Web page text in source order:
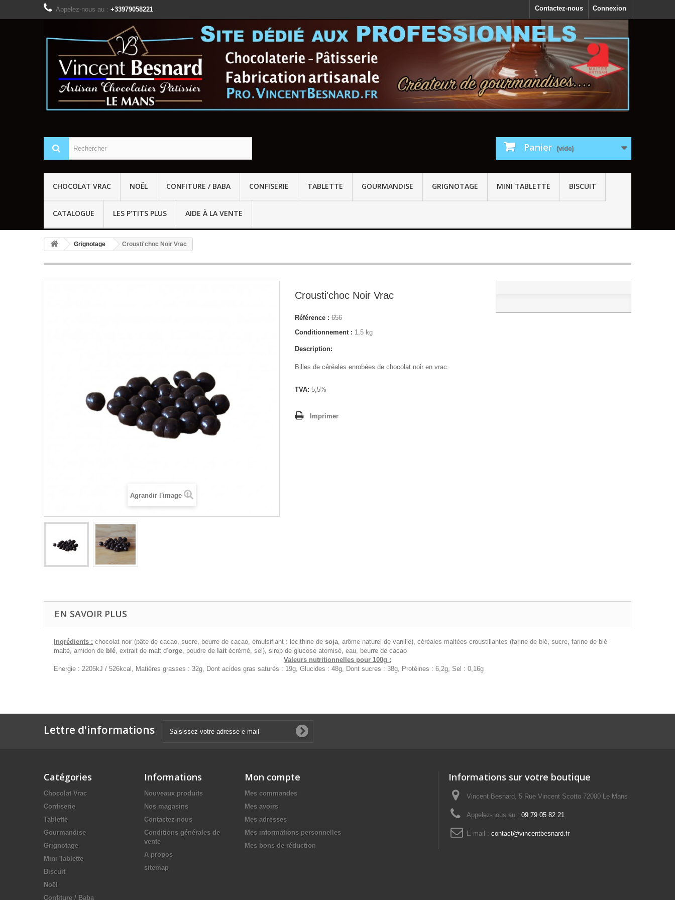
Connexion
Contactez-nous
Appelez-nous au : +33979058221
Panier (vide)
CHOCOLAT VRAC NOËL CONFITURE / BABA CONFISERIE TABLETTE GOURMANDISE GRIGNOTAGE MINI TABLETTE BISCUIT
CATALOGUE LES P'TITS PLUS AIDE À LA VENTE
Grignotage Crousti'choc Noir Vrac
Agrandir l'image
Crousti'choc Noir Vrac
Référence : 656
Conditionnement : 1,5 kg
Description:
Billes de céréales enrobées de chocolat noir en vrac.
TVA: 5,5%
Imprimer
EN SAVOIR PLUS
Ingrédients : chocolat noir (pâte de cacao, sucre, beurre de cacao, émulsifiant : lécithine de soja , arôme naturel de vanille), céréales maltées croustillantes (farine de blé, sucre, farine de blé
malté, amidon de blé , extrait de malt d’orge , poudre de lait écrémé, sel), sirop de glucose atomisé, eau, beurre de cacao
Valeurs nutritionnelles pour 100g :
Energie : 2205kJ / 526kcal, Matières grasses : 32g, Dont acides gras saturés : 19g, Glucides : 48g, Dont sucres : 38g, Protéines : 6,2g, Sel : 0,16g
Lettre d'informations
Catégories
Chocolat Vrac
Confiserie
Tablette
Gourmandise
Grignotage
Mini Tablette
Biscuit
Noël
Confiture / Baba
Informations
Nouveaux produits
Nos magasins
Contactez-nous
Conditions générales de
vente
A propos
sitemap
Mon compte
Mes commandes
Mes avoirs
Mes adresses
Mes informations personnelles
Mes bons de réduction
Informations sur votre boutique
Vincent Besnard, 5 Rue Vincent Scotto 72000 Le Mans
Appelez-nous au : 09 79 05 82 21
E-mail : contact@vincentbesnard.fr